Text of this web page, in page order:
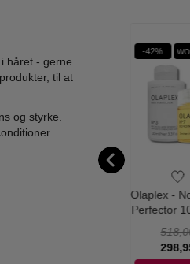
håret - gerne
til at
og styrke.
-42%
Olaplex -
Perfector
30